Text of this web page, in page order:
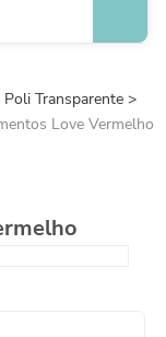
Poli Transparente
Love Vermelho